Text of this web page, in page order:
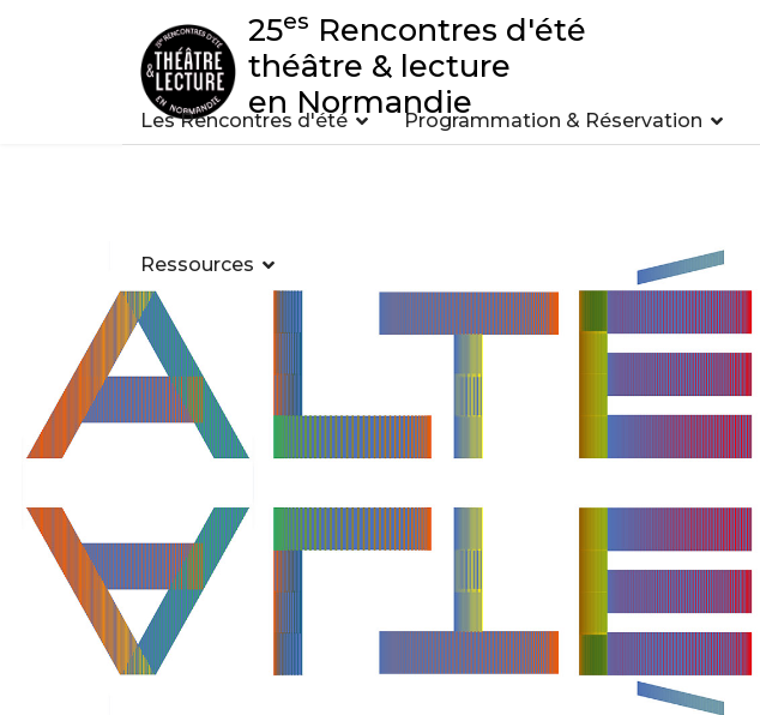
25es Rencontres d'été
théâtre & lecture
en Normandie
Les Rencontres d'été Programmation & Réservation
Ressources